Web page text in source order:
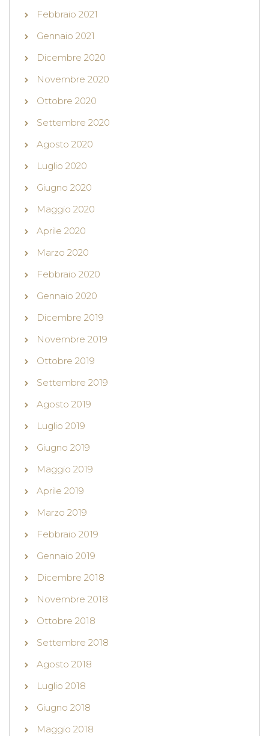
Febbraio 2021
Gennaio 2021
Dicembre 2020
Novembre 2020
Ottobre 2020
Settembre 2020
Agosto 2020
Luglio 2020
Giugno 2020
Maggio 2020
Aprile 2020
Marzo 2020
Febbraio 2020
Gennaio 2020
Dicembre 2019
Novembre 2019
Ottobre 2019
Settembre 2019
Agosto 2019
Luglio 2019
Giugno 2019
Maggio 2019
Aprile 2019
Marzo 2019
Febbraio 2019
Gennaio 2019
Dicembre 2018
Novembre 2018
Ottobre 2018
Settembre 2018
Agosto 2018
Luglio 2018
Giugno 2018
Maggio 2018